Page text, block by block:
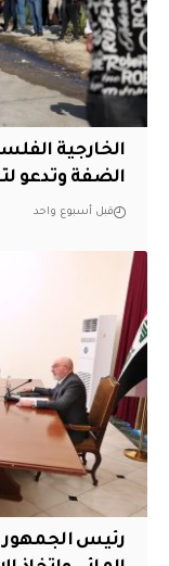
الخارجية
الضفة وتدعو
قبل أسبوع واحد
رئيس